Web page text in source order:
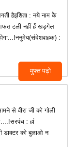
मुफ्त पढ़ो
हैइशिता : नये नाम केे
टली नहीं हैं खड़गेल
:
से वीरा जी को गोली
: हां
डाक्टर को बुलाओ न